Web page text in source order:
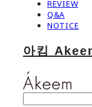
REVIEW
Q&A
NOTICE
아킴